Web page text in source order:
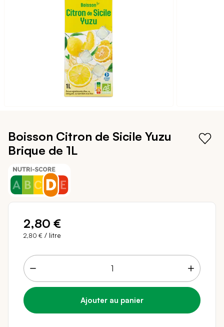
début
Galerie
d’images
Boisson Citron de Sicile Yuzu
Brique de 1L
2,80 €
2,80 € / litre